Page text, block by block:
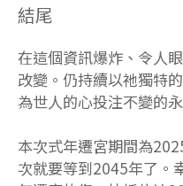
結尾
在這個資訊爆炸、令人
改變。仍持續以祂獨特
為世人的心投注不變的永
本次式年遷宮期間為
次就要等到2045年了。